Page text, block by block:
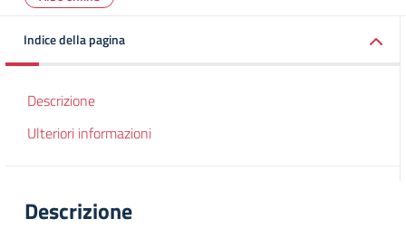
Indice della pagina
Descrizione
Ulteriori informazioni
Descrizione